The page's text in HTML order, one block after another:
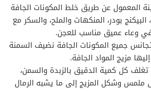
المعمول عن طريق خلط المكونات الجافة
بودر، المنكهات والملح، والسكر مع
وعاء عميق مناسب للعجن.
جميع المكونات الجافة نضيف السمنة
مزيج المواد الجافة.
كل كمية الدقيق بالزبدة والسمن،
ملمس وشكل المزيج إلى ما يشبه الرمال